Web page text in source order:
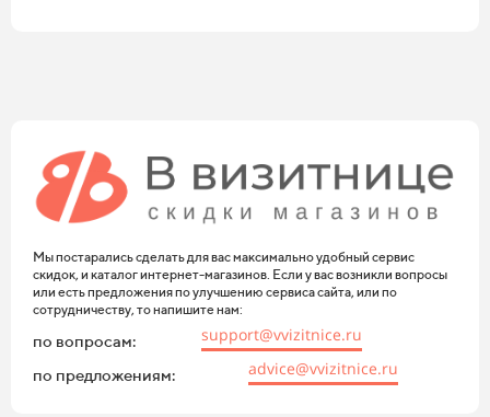
Мы постарались сделать для вас максимально удобный сервис
скидок, и каталог интернет-магазинов. Если у вас возникли вопросы
или есть предложения по улучшению сервиса сайта, или по
сотрудничеству, то напишите нам:
по вопросам: support@vvizitnice.ru
по предложениям: advice@vvizitnice.ru